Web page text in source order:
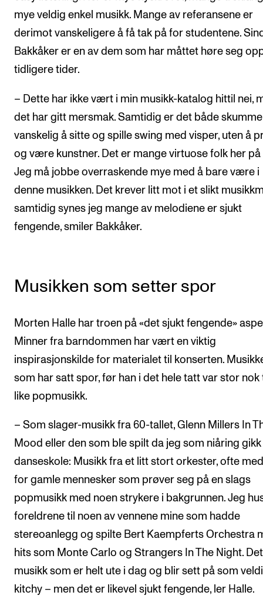
mye veldig enkel musikk. Mange av referansene er
derimot vanskeligere å få tak på for studentene.
Bakkåker er en av dem som har måttet høre seg
tidligere tider.
– Dette har ikke vært i min musikk-katalog hittil nei,
det har gitt mersmak. Samtidig er det både
vanskelig å sitte og spille swing med visper, uten å
og være kunstner. Det er mange virtuose folk her på
Jeg må jobbe overraskende mye med å bare være i
denne musikken. Det krever litt mot i et slikt
samtidig synes jeg mange av melodiene er sjukt
fengende, smiler Bakkåker.
Musikken som setter spor
Morten Halle har troen på «det sjukt fengende»
Minner fra barndommen har vært en viktig
inspirasjonskilde for materialet til konserten.
som har satt spor, før han i det hele tatt var stor nok
like popmusikk.
– Som slager-musikk fra 60-tallet, Glenn Millers In
Mood eller den som ble spilt da jeg som niåring
danseskole: Musikk fra et litt stort orkester, ofte
for gamle mennesker som prøver seg på en slags
popmusikk med noen strykere i bakgrunnen. Jeg
foreldrene til noen av vennene mine som hadde
stereoanlegg og spilte Bert Kaempferts Orchestra
hits som Monte Carlo og Strangers In The Night.
musikk som er helt ute i dag og blir sett på som
kitchy – men det er likevel sjukt fengende, ler Halle.